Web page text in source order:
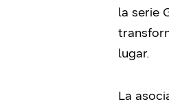
la serie
lugar.
La